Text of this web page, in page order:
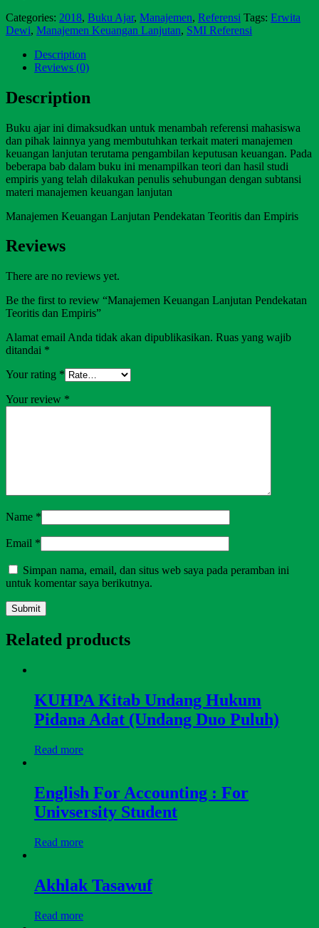
Categories: 2018, Buku Ajar, Manajemen, Referensi Tags: Erwita
Dewi, Manajemen Keuangan Lanjutan, SMI Referensi
Description
Reviews (0)
Description
Buku ajar ini dimaksudkan untuk menambah referensi mahasiswa
dan pihak lainnya yang membutuhkan terkait materi manajemen
keuangan lanjutan terutama pengambilan keputusan keuangan. Pada
beberapa bab dalam buku ini menampilkan teori dan hasil studi
empiris yang telah dilakukan penulis sehubungan dengan subtansi
materi manajemen keuangan lanjutan
Manajemen Keuangan Lanjutan Pendekatan Teoritis dan Empiris
Reviews
There are no reviews yet.
Be the first to review “Manajemen Keuangan Lanjutan Pendekatan
Teoritis dan Empiris”
Alamat email Anda tidak akan dipublikasikan. Ruas yang wajib
ditandai *
Your rating *
Your review *
Name *
Email *
Simpan nama, email, dan situs web saya pada peramban ini
untuk komentar saya berikutnya.
Related products
KUHPA Kitab Undang Hukum
Pidana Adat (Undang Duo Puluh)
Read more
English For Accounting : For
Univsersity Student
Read more
Akhlak Tasawuf
Read more